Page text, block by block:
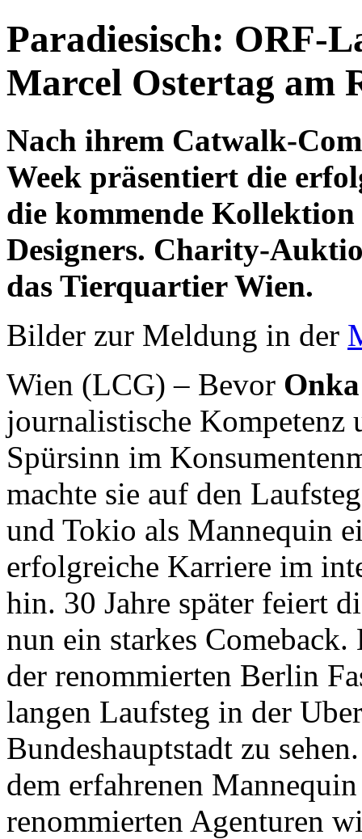
Paradiesisch: ORF-
Marcel Ostertag am
Nach ihrem Catwalk-
Week präsentiert die
die kommende
Designers. Charity-
das Tierquartier Wien.
Bilder zur Meldung in der
Wien (LCG) – Bevor
journalistische Kompetenz
Spürsinn im
machte sie auf den
und Tokio als Mannequin
erfolgreiche Karriere im
hin. 30 Jahre später feiert
nun ein starkes
der renommierten Berlin
langen Laufsteg in der
Bundeshauptstadt zu
dem erfahrenen
renommierten Agenturen